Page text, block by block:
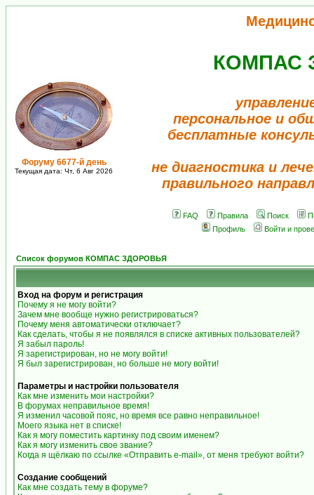
Форуму 6677-й день
Текущая дата: Чт, 6 Авг 2026
КОМПАС
персональное и
бесплатные
не диагностика и
правильного
FAQ Правила Поиск
Профиль
Войти и
Список форумов КОМПАС ЗДОРОВЬЯ
Вход на форум и регистрация
Почему я не могу войти?
Зачем мне вообще нужно регистрироваться?
Почему меня автоматически отключает?
Как сделать, чтобы я не появлялся в списке активных пользователей?
Я забыл пароль!
Я зарегистрирован, но не могу войти!
Я был зарегистрирован, но больше не могу войти!
Параметры и настройки пользователя
Как мне изменить мои настройки?
В форумах неправильное время!
Я изменил часовой пояс, но время все равно неправильное!
Моего языка нет в списке!
Как я могу поместить картинку под своим именем?
Как я могу изменить свое звание?
Когда я щёлкаю по ссылке «Отправить e-mail», от меня требуют войти?
Создание сообщений
Как мне создать тему в форуме?